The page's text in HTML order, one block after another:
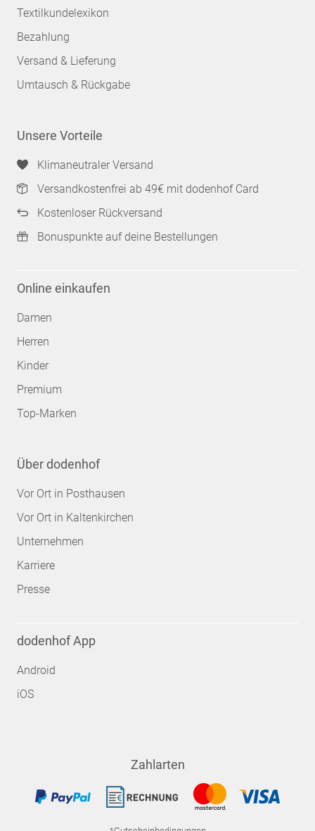
Textilkundelexikon
Bezahlung
Versand & Lieferung
Umtausch & Rückgabe
Unsere Vorteile
Klimaneutraler Versand
Versandkostenfrei ab 49€ mit dodenhof Card
Kostenloser Rückversand
Bonuspunkte auf deine Bestellungen
Online einkaufen
Damen
Herren
Kinder
Premium
Top-Marken
Über dodenhof
Vor Ort in Posthausen
Vor Ort in Kaltenkirchen
Unternehmen
Karriere
Presse
dodenhof App
Android
iOS
Zahlarten